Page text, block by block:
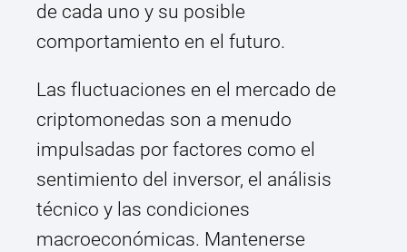
de cada uno y su posible
comportamiento en el futuro.
Las fluctuaciones en el mercado de
criptomonedas son a menudo
impulsadas por factores como el
sentimiento del inversor, el análisis
técnico y las condiciones
macroeconómicas. Mantenerse